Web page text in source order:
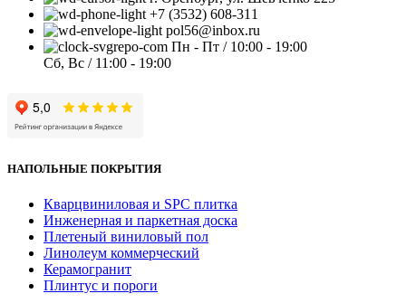
+7 (3532) 608-311
pol56@inbox.ru
Пн - Пт / 10:00 - 19:00
Сб, Вс / 11:00 - 19:00
НАПОЛЬНЫЕ ПОКРЫТИЯ
Кварцвиниловая и SPC плитка
Инженерная и паркетная доска
Плетеный виниловый пол
Линолеум коммерческий
Керамогранит
Плинтус и пороги